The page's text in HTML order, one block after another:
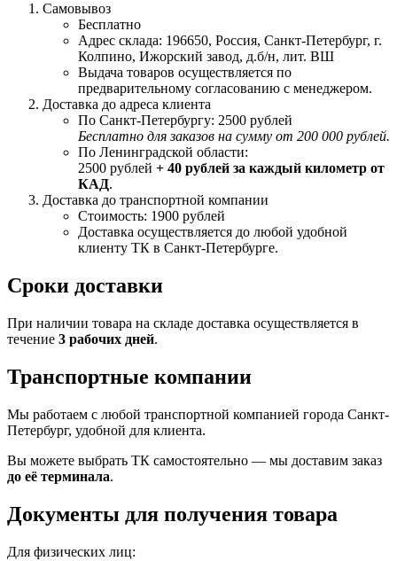
Самовывоз
Бесплатно
Адрес склада: 196650, Россия, Санкт-Петербург, г.
Колпино, Ижорский завод, д.б/н, лит. ВШ
Выдача товаров осуществляется по
предварительному согласованию с менеджером.
Доставка до адреса клиента
По Санкт-Петербургу: 2500 рублей
Бесплатно для заказов на сумму от 200 000 рублей.
По Ленинградской области:
2500 рублей + 40 рублей за каждый километр от
КАД.
Доставка до транспортной компании
Стоимость: 1900 рублей
Доставка осуществляется до любой удобной
клиенту ТК в Санкт-Петербурге.
Сроки доставки
При наличии товара на складе доставка осуществляется в
течение 3 рабочих дней.
Транспортные компании
Мы работаем с любой транспортной компанией города Санкт-
Петербург, удобной для клиента.
Вы можете выбрать ТК самостоятельно — мы доставим заказ
до её терминала.
Документы для получения товара
Для физических лиц: